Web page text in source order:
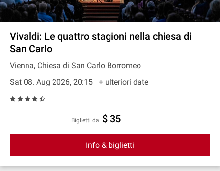
Vivaldi: Le quattro stagioni nella chiesa di
San Carlo
Vienna, Chiesa di San Carlo Borromeo
Sat 08. Aug 2026, 20:15
+ ulteriori date
Biglietti da $ 35
Info & biglietti